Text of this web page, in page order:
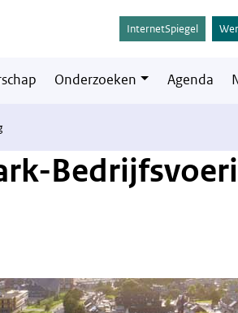
InternetSpiegel
Onderzoeken Agenda